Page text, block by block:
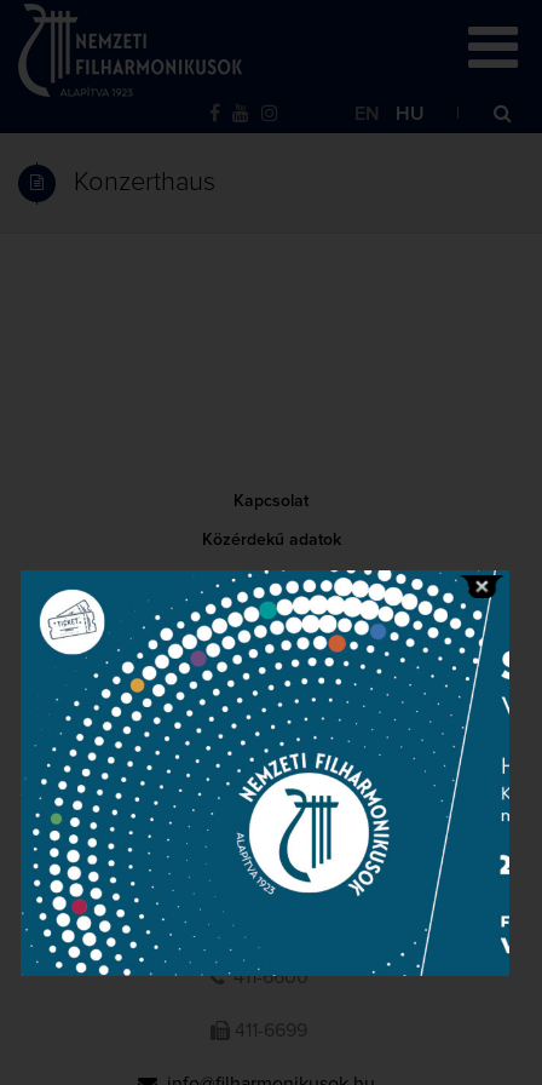
EN HU
Konzerthaus
Kapcsolat
Közérdekű adatok
Sajtószoba
Adatvédelem
Impresszum
NEMZETI
FILHARMONIKUSOK
1095 Budapest, Komor Marcell u. 1. (Müpa)
411-6600
411-6699